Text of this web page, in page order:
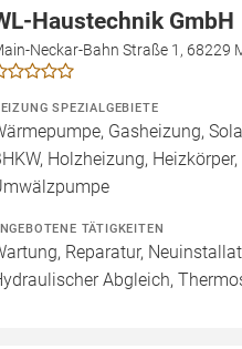
Haustechnik GmbH
Neckar-Bahn Straße 1, 68229
SPEZIALGEBIETE
Gasheizung,
Holzheizung,
TÄTIGKEITEN
Reparatur,
Abgleich,